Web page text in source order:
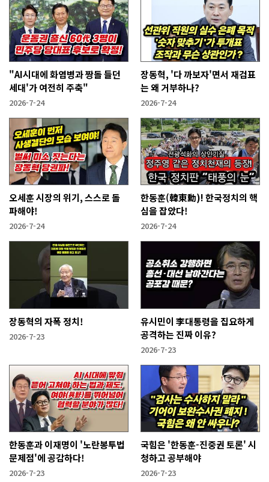
"AI시대에 화염병과 짱돌 들던
세대'가 여전히 주축"
2026-7-24
장동혁, '다 까보자'면서 재검표
는 왜 거부하나?
2026-7-24
오세훈 시장의 위기, 스스로 돌
파해야!
2026-7-24
한동훈(韓東勳)! 한국정치의 핵
심을 잡았다!
2026-7-24
장동혁의 자폭 정치!
2026-7-23
유시민이 李대통령을 집요하게
공격하는 진짜 이유?
2026-7-23
한동훈과 이재명이 '노란봉투법
문제점'에 공감하다!
2026-7-23
국힘은 '한동훈-진중권 토론' 시
청하고 공부해야
2026-7-23